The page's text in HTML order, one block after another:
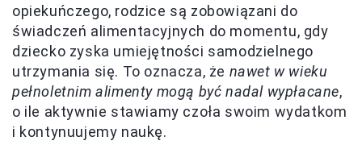
opiekuńczego, rodzice są zobowiązani do
świadczeń alimentacyjnych do momentu, gdy
dziecko zyska umiejętności samodzielnego
utrzymania się. To oznacza, że nawet w wieku
pełnoletnim alimenty mogą być nadal wypłacane,
o ile aktywnie stawiamy czoła swoim wydatkom
i kontynuujemy naukę.